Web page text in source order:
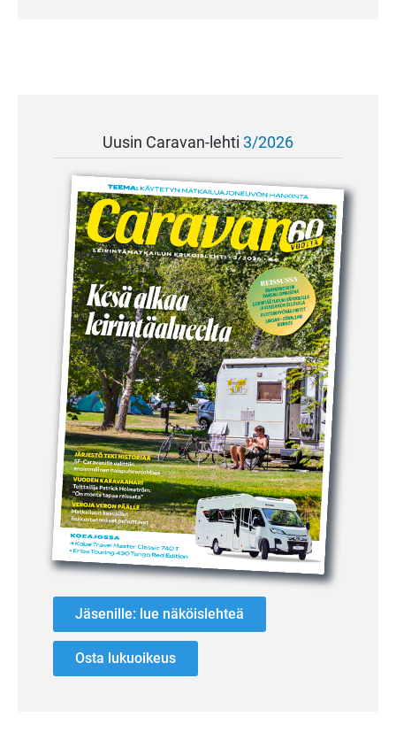
Uusin Caravan-lehti 3/2026
Jäsenille: lue näköislehteä
Osta lukuoikeus